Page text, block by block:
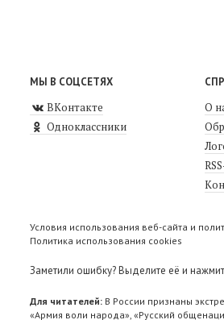
МЫ В СОЦСЕТЯХ
ВКонтакте
Одноклассники
О
Условия использования веб-сайта и
Политика использования cookies
Заметили ошибку? Выделите её и
Для читателей: В России признаны
«Армия воли народа», «Русский